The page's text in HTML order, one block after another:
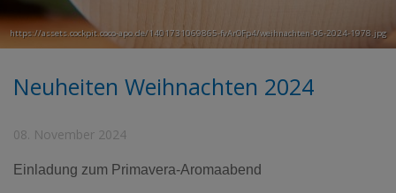
https://assets.cockpit.coco-apo.de/1401731069865-fvArOFp4/weihnachten-06-2024-1978.jpg
Neuheiten Weihnachten 2024
08. November 2024
Einladung zum Primavera-Aromaabend